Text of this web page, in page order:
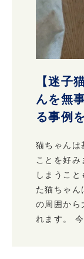
【迷子
んを無
る事例
猫ちゃんは
ことを好
しまうこ
た猫ちゃん
の周囲から
れます。